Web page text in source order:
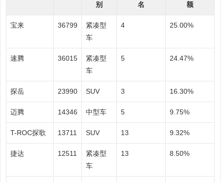
别
名
额
宝来 36799
紧凑型
车
4 25.00%
速腾 36015
紧凑型
车
5 24.47%
探岳 23990 SUV 3 16.30%
迈腾 14346 中型车 5 9.75%
T-ROC探歌 13711 SUV 13 9.32%
捷达 12511
紧凑型
车
13 8.50%